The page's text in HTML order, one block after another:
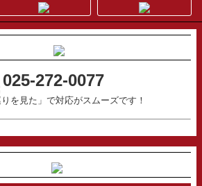
025-272-0077
りを見た」で対応がスムーズです！